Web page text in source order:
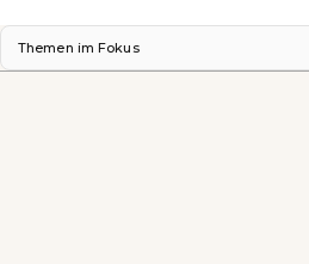
Themen im Fokus